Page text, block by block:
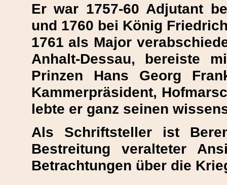
Er war 1757-60 Adjutant
und 1760 bei König
1761 als Major
Anhalt-Dessau, bereiste
Prinzen Hans Georg
Kammerpräsident,
lebte er ganz seinen
Als Schriftsteller ist
Bestreitung veralteter
Betrachtungen über die